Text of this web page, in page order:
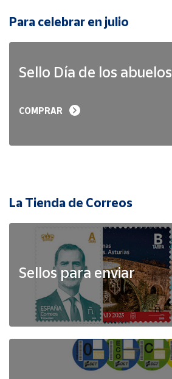
Para celebrar en julio
Sello Día de los abuelos
COMPRAR
La Tienda de Correos
Sellos para enviar